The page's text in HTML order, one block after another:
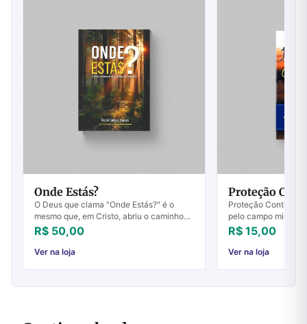
Onde Estás?
O Deus que clama "Onde Estás?" é o
mesmo que, em Cristo, abriu o caminho
para que possamos voltar ao"jardim' - ao
"Lugar do Encontro" - ao lugar de
comunhão ...
R$ 50,00
Ver na loja
Proteção
Proteção Contra o
pelo campo minado
maravilhas
cristos e falsos
grandes sinais e...
R$ 15,00
Ver na loja